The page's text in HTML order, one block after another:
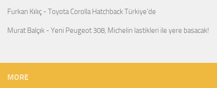
Furkan Kılıç - Toyota Corolla Hatchback Türkiye’de
Murat Balçık - Yeni Peugeot 308, Michelin lastikleri ile yere basacak!
MORE